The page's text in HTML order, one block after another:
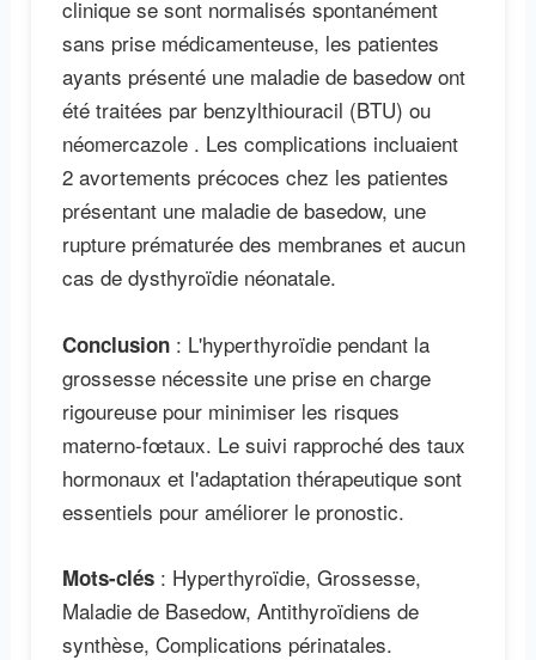
clinique se sont normalisés spontanément
sans prise médicamenteuse, les patientes
ayants présenté une maladie de basedow ont
été traitées par benzylthiouracil (BTU) ou
néomercazole . Les complications incluaient
2 avortements précoces chez les patientes
présentant une maladie de basedow, une
rupture prématurée des membranes et aucun
cas de dysthyroïdie néonatale.
Conclusion: L'hyperthyroïdie pendant la
grossesse nécessite une prise en charge
rigoureuse pour minimiser les risques
materno-fœtaux. Le suivi rapproché des taux
hormonaux et l'adaptation thérapeutique sont
essentiels pour améliorer le pronostic.
Mots-clés: Hyperthyroïdie, Grossesse,
Maladie de Basedow, Antithyroïdiens de
synthèse, Complications périnatales.